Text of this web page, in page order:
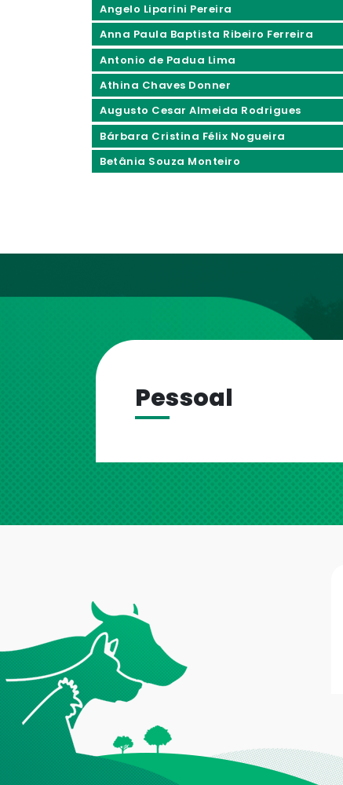
Angelo Liparini Pereira
Anna Paula Baptista Ribeiro Ferreira
Antonio de Padua Lima
Athina Chaves Donner
Augusto Cesar Almeida Rodrigues
Bárbara Cristina Félix Nogueira
Betânia Souza Monteiro
Pessoal